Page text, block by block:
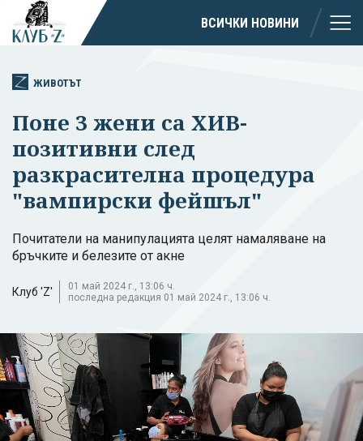
ВСИЧКИ НОВИНИ
ЖИВОТЪТ
Поне 3 жени са ХИВ-
позитивни след
разкрасителна процедура
"вампирски фейшъл"
Почитатели на манипулацията целят намаляване на
бръчките и белезите от акне
Клуб 'Z'
01 май 2024 г., 13:06 ч.
последна редакция 01 май 2024 г., 13:06 ч.